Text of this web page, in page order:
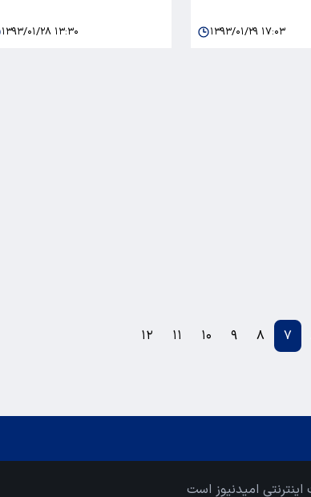
۱۳۹۳/۰۱/۲۹ ۱۷:۰۳ ۱۳۹۳/۰۱/۲۸ ۱۳:۳۰
۷ ۸ ۹ ۱۰ ۱۱ ۱۲
امیدنیوز است